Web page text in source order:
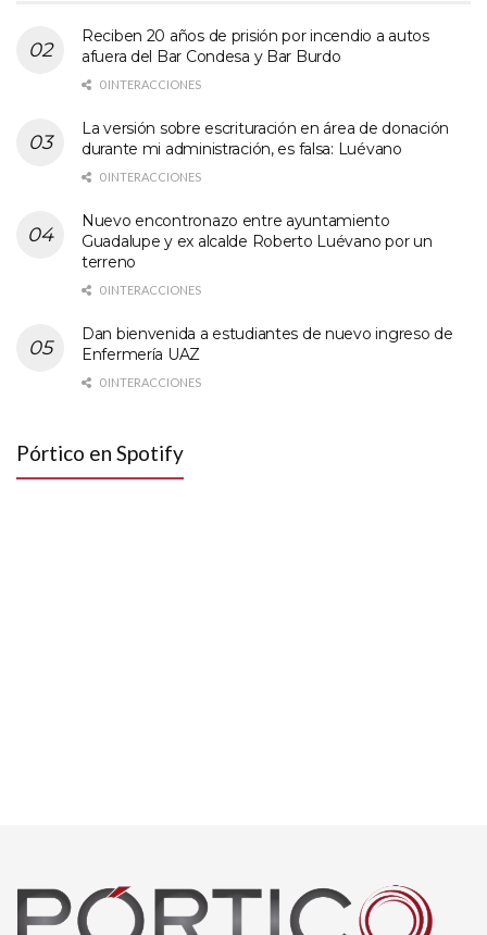
Reciben 20 años de prisión por incendio a autos
afuera del Bar Condesa y Bar Burdo
0 INTERACCIONES
La versión sobre escrituración en área de donación
durante mi administración, es falsa: Luévano
0 INTERACCIONES
Nuevo encontronazo entre ayuntamiento
Guadalupe y ex alcalde Roberto Luévano por un
terreno
0 INTERACCIONES
Dan bienvenida a estudiantes de nuevo ingreso de
Enfermería UAZ
0 INTERACCIONES
Pórtico en Spotify